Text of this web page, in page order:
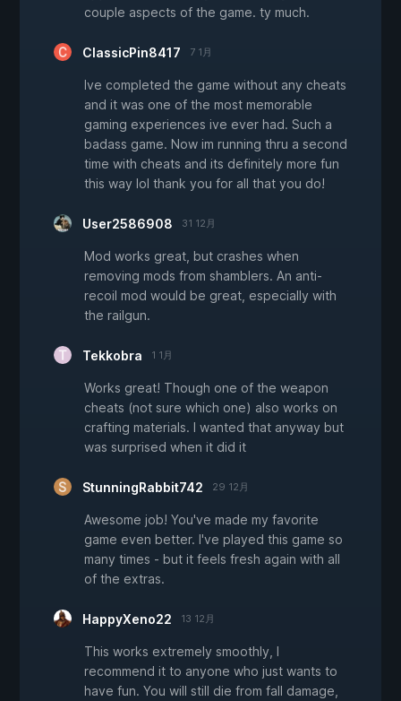
couple aspects of the game. ty much.
ClassicPin8417 7 1月
Ive completed the game without any cheats
and it was one of the most memorable
gaming experiences ive ever had. Such a
badass game. Now im running thru a second
time with cheats and its definitely more fun
this way lol thank you for all that you do!
User2586908 31 12月
Mod works great, but crashes when
removing mods from shamblers. An anti-
recoil mod would be great, especially with
the railgun.
Tekkobra 1 1月
Works great! Though one of the weapon
cheats (not sure which one) also works on
crafting materials. I wanted that anyway but
was surprised when it did it
StunningRabbit742 29 12月
Awesome job! You've made my favorite
game even better. I've played this game so
many times - but it feels fresh again with all
of the extras.
HappyXeno22 13 12月
This works extremely smoothly, I
recommend it to anyone who just wants to
have fun. You will still die from fall damage,